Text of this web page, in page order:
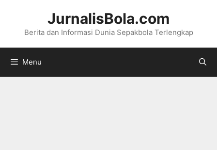
JurnalisBola.com
Berita dan Informasi Dunia Sepakbola Terlengkap
Menu